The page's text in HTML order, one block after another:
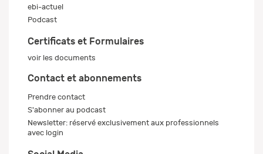
ebi-actuel
Podcast
Certificats et Formulaires
voir les documents
Contact et abonnements
Prendre contact
S'abonner au podcast
Newsletter: réservé exclusivement aux professionnels
avec login